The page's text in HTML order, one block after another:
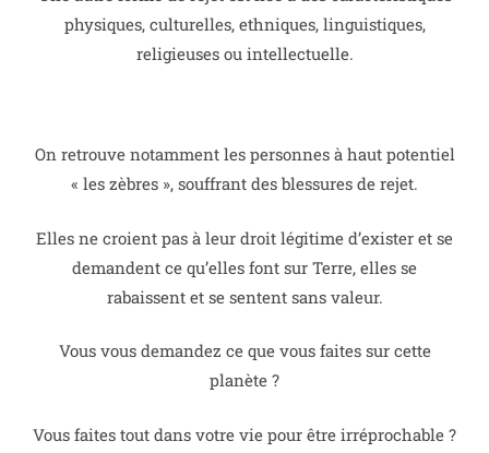
physiques, culturelles, ethniques, linguistiques,
religieuses ou intellectuelle.
On retrouve notamment les personnes à haut potentiel
« les zèbres », souffrant des blessures de rejet.
Elles ne croient pas à leur droit légitime d’exister et se
demandent ce qu’elles font sur Terre, elles se
rabaissent et se sentent sans valeur.
Vous vous demandez ce que vous faites sur cette
planète ?
Vous faites tout dans votre vie pour être irréprochable ?